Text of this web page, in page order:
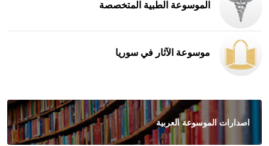
الموسوعة الطبية المتخصصة
موسوعة الآثار في سوريا
اصدارات الموسوعة العربية